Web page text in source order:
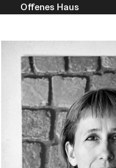
Offenes Haus